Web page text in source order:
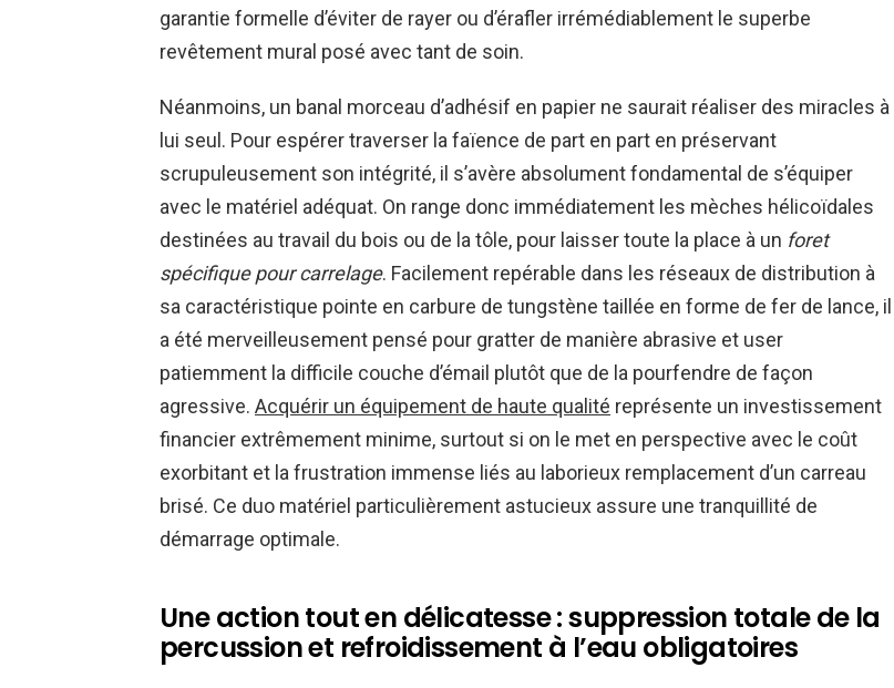
garantie formelle d’éviter de rayer ou d’érafler irrémédiablement le superbe
revêtement mural posé avec tant de soin.
Néanmoins, un banal morceau d’adhésif en papier ne saurait réaliser des miracles à
lui seul. Pour espérer traverser la faïence de part en part en préservant
scrupuleusement son intégrité, il s’avère absolument fondamental de s’équiper
avec le matériel adéquat. On range donc immédiatement les mèches hélicoïdales
destinées au travail du bois ou de la tôle, pour laisser toute la place à un foret
spécifique pour carrelage. Facilement repérable dans les réseaux de distribution à
sa caractéristique pointe en carbure de tungstène taillée en forme de fer de lance, il
a été merveilleusement pensé pour gratter de manière abrasive et user
patiemment la difficile couche d’émail plutôt que de la pourfendre de façon
agressive. Acquérir un équipement de haute qualité représente un investissement
financier extrêmement minime, surtout si on le met en perspective avec le coût
exorbitant et la frustration immense liés au laborieux remplacement d’un carreau
brisé. Ce duo matériel particulièrement astucieux assure une tranquillité de
démarrage optimale.
Une action tout en délicatesse : suppression totale de la
percussion et refroidissement à l’eau obligatoires